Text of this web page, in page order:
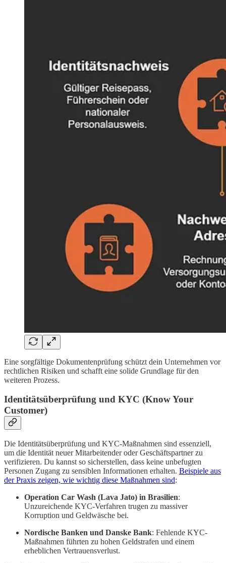
Eine sorgfältige Dokumentenprüfung schützt dein Unternehmen vor
rechtlichen Risiken und schafft eine solide Grundlage für den
weiteren Prozess.
Identitätsüberprüfung und KYC (Know Your
Customer)
Die Identitätsüberprüfung und KYC-Maßnahmen sind essenziell,
um die Identität neuer Mitarbeitender oder Geschäftspartner zu
verifizieren. Du kannst so sicherstellen, dass keine unbefugten
Personen Zugang zu sensiblen Informationen erhalten. Beispiele aus
der Praxis zeigen, wie wichtig diese Maßnahmen sind:
Operation Car Wash (Lava Jato) in Brasilien:
Unzureichende KYC-Verfahren trugen zu massiver
Korruption und Geldwäsche bei.
Nordische Banken und Danske Bank: Fehlende KYC-
Maßnahmen führten zu hohen Geldstrafen und einem
erheblichen Vertrauensverlust.